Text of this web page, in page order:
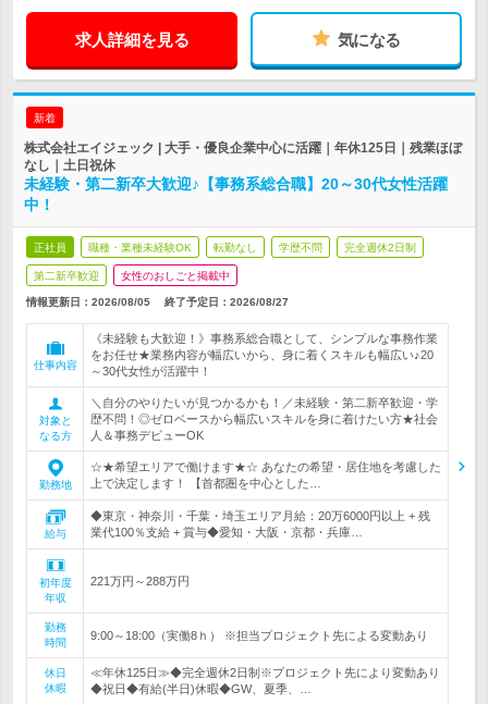
求人詳細を見る 気になる
新着
株式会社エイジェック | 大手・優良企業中心に活躍｜年休125日｜残業ほぼ
なし｜土日祝休
未経験・第二新卒大歓迎♪【事務系総合職】20～30代女性活躍
中！
正社員 職種・業種未経験OK 転勤なし 学歴不問 完全週休2日制
第二新卒歓迎 女性のおしごと掲載中
情報更新日：2026/08/05 終了予定日： 2026/08/27
仕事内容
《未経験も大歓迎！》事務系総合職として、シンプルな事務作業
をお任せ★業務内容が幅広いから、身に着くスキルも幅広い♪20
～30代女性が活躍中！
対象と
なる方
＼自分のやりたいが見つかるかも！／未経験・第二新卒歓迎・学
歴不問！◎ゼロベースから幅広いスキルを身に着けたい方★社会
人＆事務デビューOK
勤務地
☆★希望エリアで働けます★☆ あなたの希望・居住地を考慮した
上で決定します！ 【首都圏を中心とした…
給与
◆東京・神奈川・千葉・埼玉エリア月給：20万6000円以上 + 残
業代100％支給 + 賞与◆愛知・大阪・京都・兵庫…
初年度
年収
221万円～288万円
勤務
時間
9:00～18:00（実働8ｈ） ※担当プロジェクト先による変動あり
休日
休暇
≪年休125日≫◆完全週休2日制※プロジェクト先により変動あり
◆祝日◆有給(半日)休暇◆GW、夏季、…